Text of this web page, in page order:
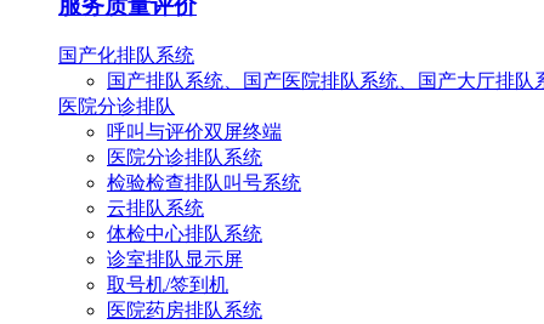
国产化排队系统
国产排队系统、国产医院排队系统、国产大厅排队
医院分诊排队
呼叫与评价双屏终端
医院分诊排队系统
检验检查排队叫号系统
云排队系统
体检中心排队系统
诊室排队显示屏
取号机/签到机
医院药房排队系统